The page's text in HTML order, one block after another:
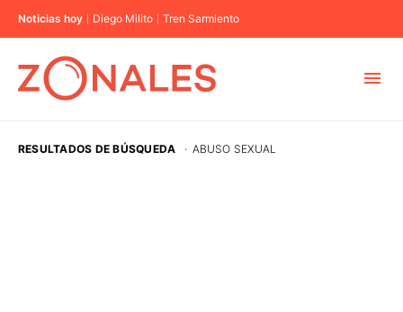
Noticias hoy Diego Milito Tren Sarmiento
RESULTADOS DE BÚSQUEDA · ABUSO SEXUAL